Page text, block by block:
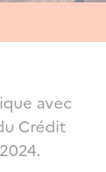
avec
Crédit